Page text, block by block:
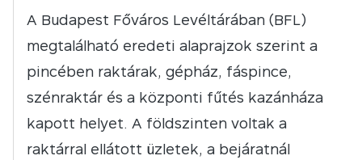
A Budapest Főváros Levéltárában (BFL)
megtalálható eredeti alaprajzok szerint a
pincében raktárak, gépház, fáspince,
szénraktár és a központi fűtés kazánháza
kapott helyet. A földszinten voltak a
raktárral ellátott üzletek, a bejáratnál